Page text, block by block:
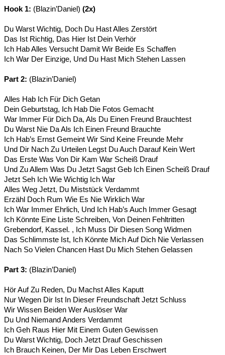
Hook 1: (Blazin’Daniel) (2x)
Du Warst Wichtig, Doch Du Hast Alles Zerstört
Das Ist Richtig, Das Hier Ist Dein Verhör
Ich Hab Alles Versucht Damit Wir Beide Es Schaffen
Ich War Der Einzige, Und Du Hast Mich Stehen Lassen
Part 2: (Blazin’Daniel)
Alles Hab Ich Für Dich Getan
Dein Geburtstag, Ich Hab Die Fotos Gemacht
War Immer Für Dich Da, Als Du Einen Freund Brauchtest
Du Warst Nie Da Als Ich Einen Freund Brauchte
Ich Hab’s Ernst Gemeint Wir Sind Keine Freunde Mehr
Und Dir Nach Zu Urteilen Legst Du Auch Darauf Kein Wert
Das Erste Was Von Dir Kam War Scheiß Drauf
Und Zu Allem Was Du Jetzt Sagst Geb Ich Einen Scheiß Drauf
Jetzt Seh Ich Wie Wichtig Ich War
Alles Weg Jetzt, Du Miststück Verdammt
Erzähl Doch Rum Wie Es Nie Wirklich War
Ich War Immer Ehrlich, Und Ich Hab’s Auch Immer Gesagt
Ich Könnte Eine Liste Schreiben, Von Deinen Fehltritten
Grebendorf, Kassel. , Ich Muss Dir Diesen Song Widmen
Das Schlimmste Ist, Ich Könnte Mich Auf Dich Nie Verlassen
Nach So Vielen Chancen Hast Du Mich Stehen Gelassen
Part 3: (Blazin’Daniel)
Hör Auf Zu Reden, Du Machst Alles Kaputt
Nur Wegen Dir Ist In Dieser Freundschaft Jetzt Schluss
Wir Wissen Beiden Wer Auslöser War
Du Und Niemand Anders Verdammt
Ich Geh Raus Hier Mit Einem Guten Gewissen
Du Warst Wichtig, Doch Jetzt Drauf Geschissen
Ich Brauch Keinen, Der Mir Das Leben Erschwert